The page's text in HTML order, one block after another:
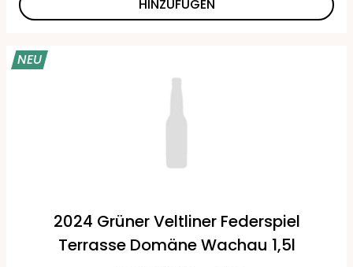
HINZUFÜGEN
NEU
2024 Grüner Veltliner Federspiel
Terrasse Domäne Wachau 1,5l